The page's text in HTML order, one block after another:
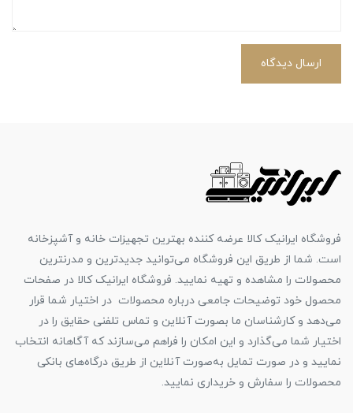
ارسال دیدگاه
فروشگاه ایرانیک کالا عرضه کننده بهترین تجهیزات خانه و آشپزخانه
است. شما از طریق این فروشگاه می‌توانید جدیدترین و مدرنترین
محصولات را مشاهده و تهیه نمایید. فروشگاه ایرانیک کالا در صفحات
محصول خود توضیحات جامعی درباره محصولات در اختیار شما قرار
می‌دهد و کارشناسان ما بصورت آنلاین و تماس تلفنی حقایق را در
اختیار شما می‌گذارد و این امکان را فراهم می‌سازند که آگاهانه انتخاب
نمایید و در صورت تمایل به‌صورت آنلاین از طریق درگاه‌های بانکی
محصولات را سفارش و خریداری نمایید.